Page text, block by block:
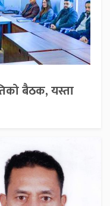
बैठक, यस्ता